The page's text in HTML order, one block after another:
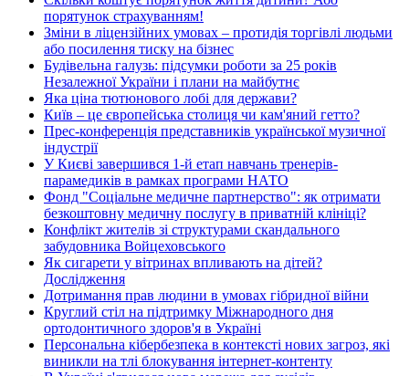
порятунок страхуванням!
Зміни в ліцензійних умовах – протидія торгівлі людьми
або посилення тиску на бізнес
Будівельна галузь: підсумки роботи за 25 років
Незалежної України і плани на майбутнє
Яка ціна тютюнового лобі для держави?
Київ – це європейська столиця чи кам'яний гетто?
Прес-конференція представників української музичної
індустрії
У Києві завершився 1-й етап навчань тренерів-
парамедиків в рамках програми НАТО
Фонд "Соціальне медичне партнерство": як отримати
безкоштовну медичну послугу в приватній клініці?
Конфлікт жителів зі структурами скандального
забудовника Войцеховського
Як сигарети у вітринах впливають на дітей?
Дослідження
Дотримання прав людини в умовах гібридної війни
Круглий стіл на підтримку Міжнародного дня
ортодонтичного здоров'я в Україні
Персональна кібербезпека в контексті нових загроз, які
виникли на тлі блокування інтернет-контенту